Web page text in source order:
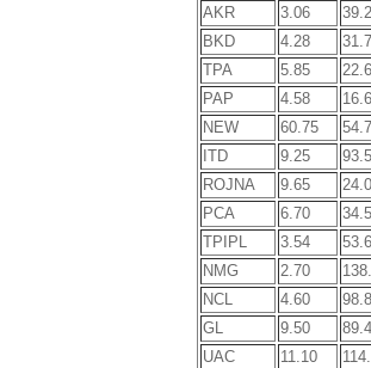
AKR
3.06
BKD
4.28
TPA
5.85
PAP
4.58
NEW
60.75
ITD
9.25
ROJNA
9.65
PCA
6.70
TPIPL
3.54
NMG
2.70
NCL
4.60
GL
9.50
UAC
11.10